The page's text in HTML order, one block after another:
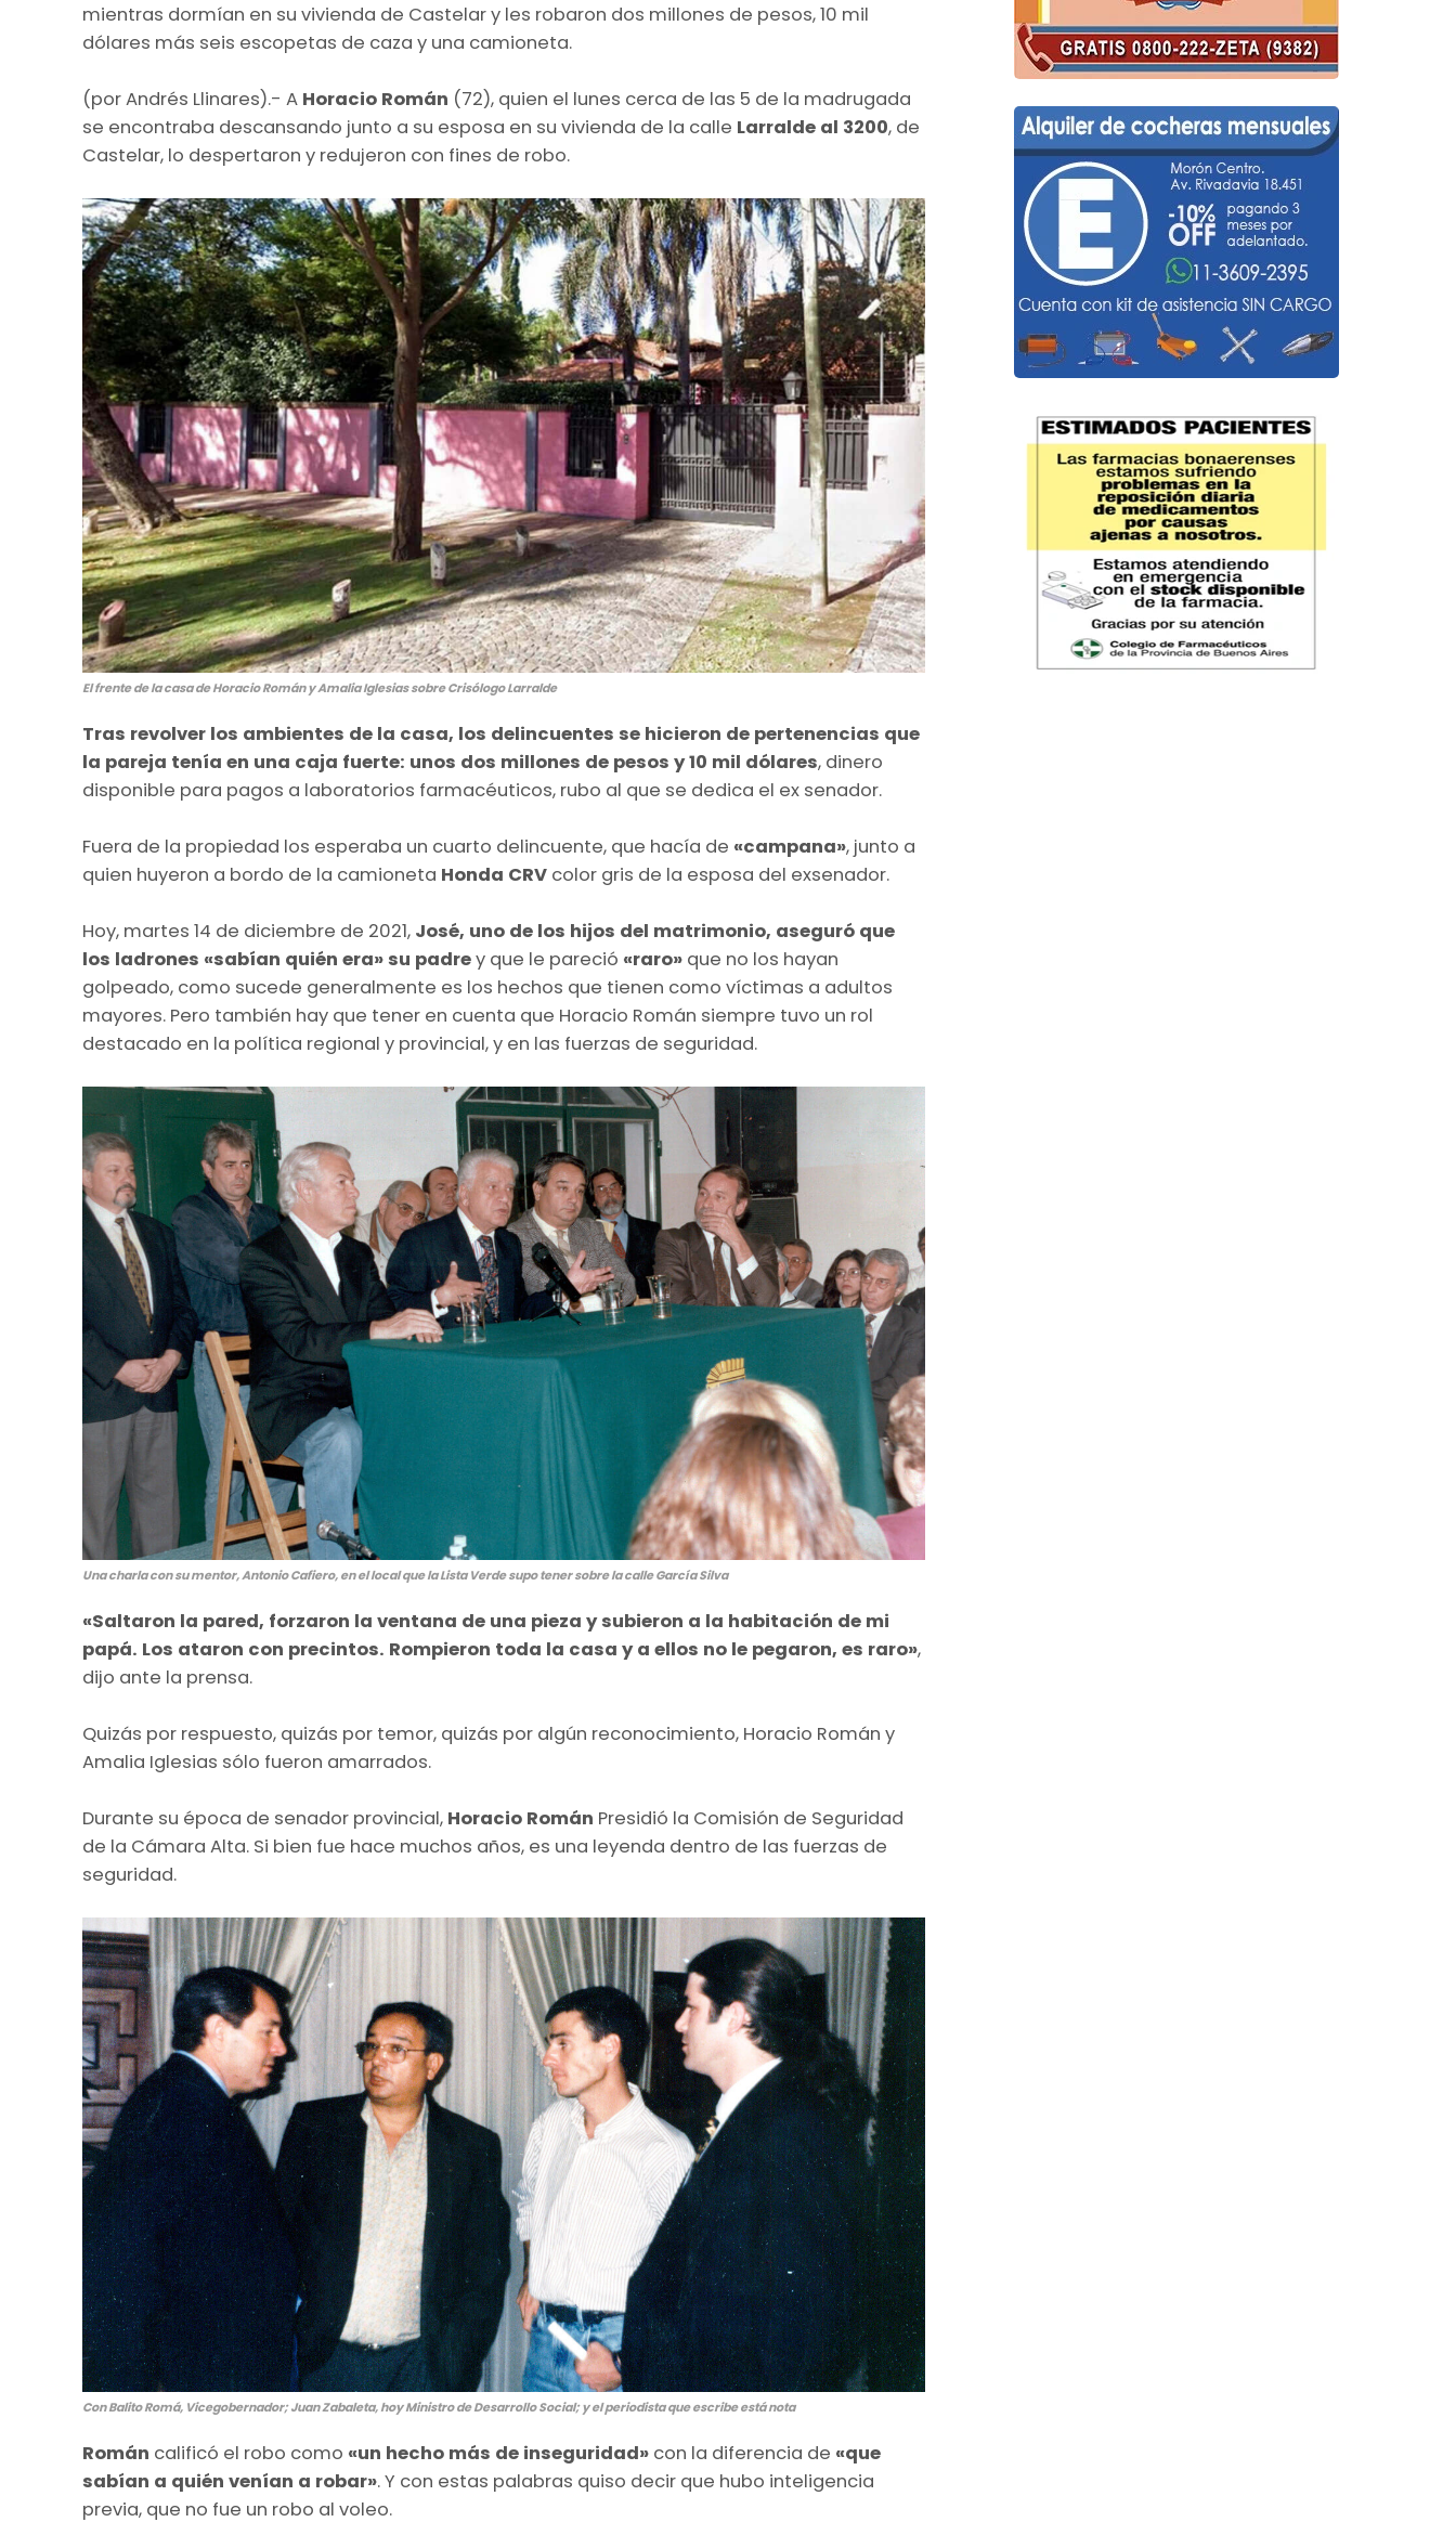
mientras dormían en su vivienda de Castelar y les robaron dos millones de pesos, 10 mil
dólares más seis escopetas de caza y una camioneta.
(por Andrés Llinares).- A Horacio Román (72), quien el lunes cerca de las 5 de la madrugada
se encontraba descansando junto a su esposa en su vivienda de la calle Larralde al 3200, de
Castelar, lo despertaron y redujeron con fines de robo.
El frente de la casa de Horacio Román y Amalia Iglesias sobre Crisólogo Larralde
Tras revolver los ambientes de la casa, los delincuentes se hicieron de pertenencias que
la pareja tenía en una caja fuerte: unos dos millones de pesos y 10 mil dólares, dinero
disponible para pagos a laboratorios farmacéuticos, rubo al que se dedica el ex senador.
Fuera de la propiedad los esperaba un cuarto delincuente, que hacía de «campana», junto a
quien huyeron a bordo de la camioneta Honda CRV color gris de la esposa del exsenador.
Hoy, martes 14 de diciembre de 2021, José, uno de los hijos del matrimonio, aseguró que
los ladrones «sabían quién era» su padrey que le pareció «raro» que no los hayan
golpeado, como sucede generalmente es los hechos que tienen como víctimas a adultos
mayores. Pero también hay que tener en cuenta que Horacio Román siempre tuvo un rol
destacado en la política regional y provincial, y en las fuerzas de seguridad.
Una charla con su mentor, Antonio Cafiero, en el local que la Lista Verde supo tener sobre la calle García Silva
«Saltaron la pared, forzaron la ventana de una pieza y subieron a la habitación de mi
papá. Los ataron con precintos. Rompieron toda la casa y a ellos no le pegaron, es raro»,
dijo ante la prensa.
Quizás por respuesto, quizás por temor, quizás por algún reconocimiento, Horacio Román y
Amalia Iglesias sólo fueron amarrados.
Durante su época de senador provincial, Horacio Román Presidió la Comisión de Seguridad
de la Cámara Alta. Si bien fue hace muchos años, es una leyenda dentro de las fuerzas de
seguridad.
Con Balito Romá, Vicegobernador; Juan Zabaleta, hoy Ministro de Desarrollo Social; y el periodista que escribe está nota
Román calificó el robo como «un hecho más de inseguridad» con la diferencia de «que
sabían a quién venían a robar». Y con estas palabras quiso decir que hubo inteligencia
previa, que no fue un robo al voleo.